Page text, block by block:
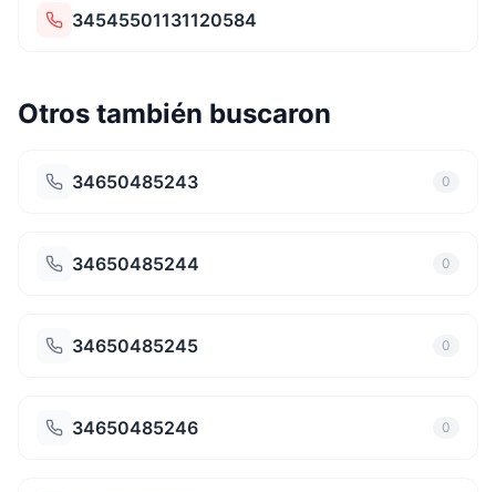
34545501131120584
Otros también buscaron
34650485243 0
34650485244 0
34650485245 0
34650485246 0